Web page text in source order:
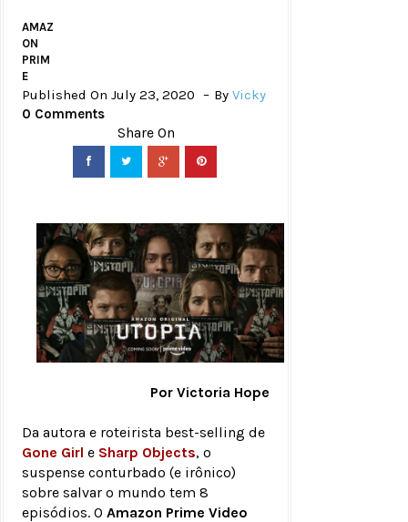
AMAZ
ON
PRIM
E
Published On July 23, 2020 By Vicky
0 Comments
Por Victoria Hope
Da autora e roteirista best-selling de
Gone Girl e Sharp Objects, o
suspense conturbado (e irônico)
sobre salvar o mundo tem 8
episódios. O Amazon Prime Video